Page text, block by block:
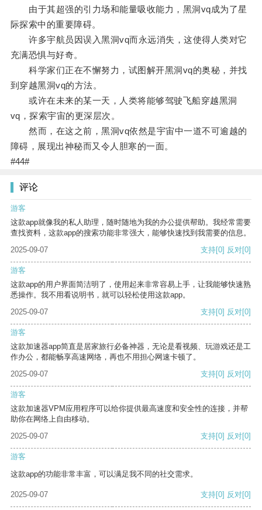
由于其超强的引力场和能量吸收能力，黑洞vq成为了星
际探索中的重要障碍。
许多宇航员因误入黑洞vq而永远消失，这使得人类对它
充满恐惧与好奇。
科学家们正在不懈努力，试图解开黑洞vq的奥秘，并找
到穿越黑洞vq的方法。
或许在未来的某一天，人类将能够驾驶飞船穿越黑洞
vq，探索宇宙的更深层次。
然而，在这之前，黑洞vq依然是宇宙中一道不可逾越的
障碍，展现出神秘而又令人胆寒的一面。
#44#
评论
游客
这款app就像我的私人助理，随时随地为我的办公提供帮助。我经常需要
查找资料，这款app的搜索功能非常强大，能够快速找到我需要的信息。
2025-09-07
支持[0] 反对[0]
游客
这款app的用户界面简洁明了，使用起来非常容易上手，让我能够快速熟
悉操作。我不用看说明书，就可以轻松使用这款app。
2025-09-07
支持[0] 反对[0]
游客
这款加速器app简直是居家旅行必备神器，无论是看视频、玩游戏还是工
作办公，都能畅享高速网络，再也不用担心网速卡顿了。
2025-09-07
支持[0] 反对[0]
游客
这款加速器VPM应用程序可以给你提供最高速度和安全性的连接，并帮
助你在网络上自由移动。
2025-09-07
支持[0] 反对[0]
游客
这款app的功能非常丰富，可以满足我不同的社交需求。
2025-09-07 支持[0] 反对[0]